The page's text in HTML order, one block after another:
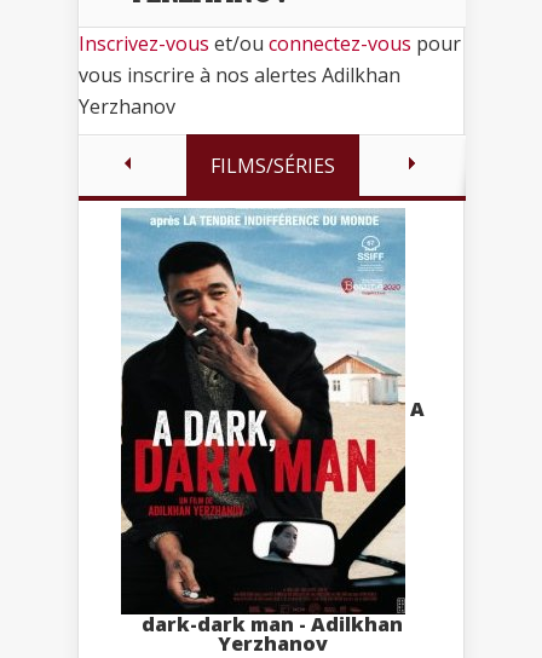
Inscrivez-vous et/ou connectez-vous pour
vous inscrire à nos alertes Adilkhan
Yerzhanov
FILMS/SÉRIES
A
dark-dark man - Adilkhan
Yerzhanov